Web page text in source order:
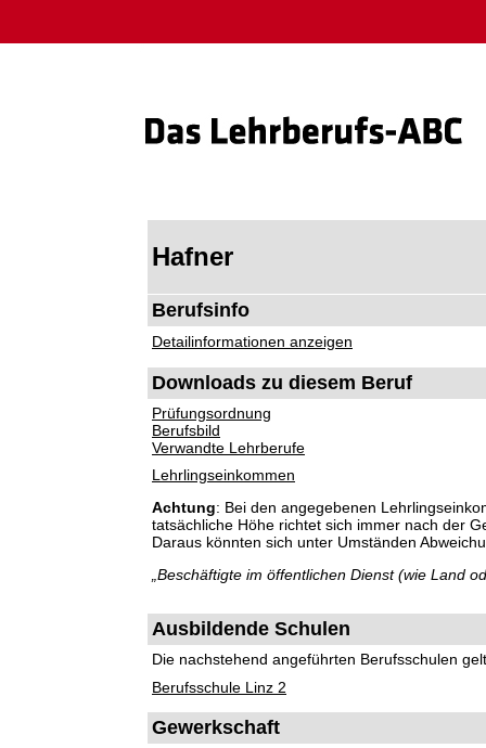
Hafner
Berufsinfo
Detailinformationen anzeigen
Downloads zu diesem Beruf
Prüfungsordnung
Berufsbild
Verwandte Lehrberufe
Lehrlingseinkommen
Achtung: Bei den angegebenen
tatsächliche Höhe richtet sich immer nach der
Daraus könnten sich unter Umständen
„Beschäftigte im öffentlichen Dienst (wie Land
Ausbildende Schulen
Die nachstehend angeführten Berufsschulen
Berufsschule Linz 2
Gewerkschaft